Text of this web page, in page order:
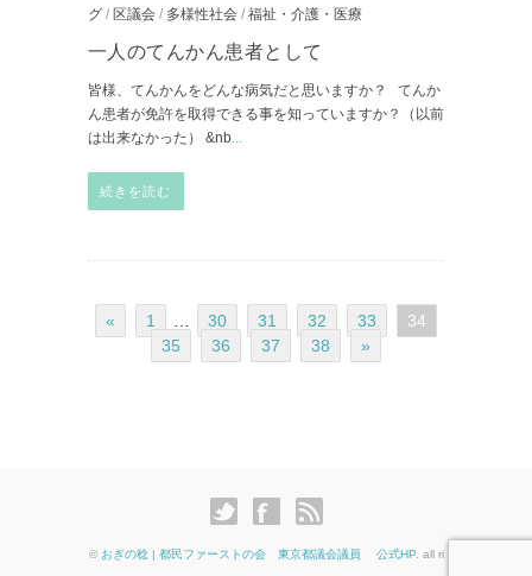
グ / 区議会 / 多様性社会 / 福祉・介護・医療
一人のてんかん患者として
皆様、てんかんをどんな病気だと思いますか？ てんか
ん患者が免許を取得できる事を知っていますか？（以前
は出来なかった） &nb
続きを読む
« 1 30 31 32 33
34
35
36 37 38 »
© おぎの稔 | 都民ファーストの会 東京都議会議員 公式HP. all ri